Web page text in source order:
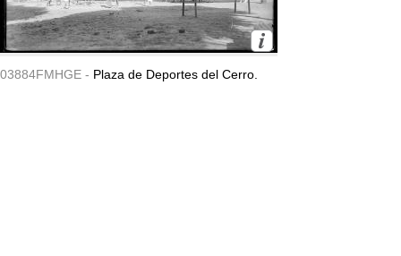
03884FMHGE - Plaza de Deportes del Cerro.